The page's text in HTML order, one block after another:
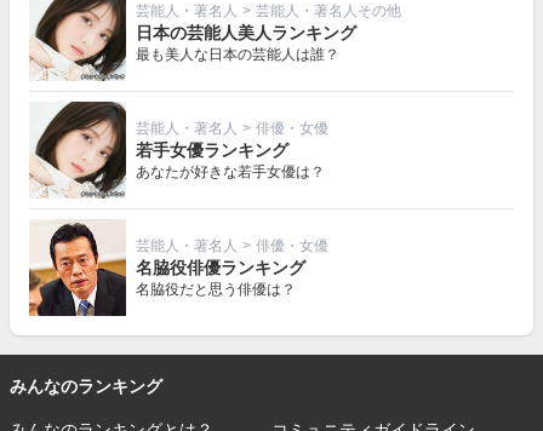
芸能人・著名人 > 芸能人・著名人その他
日本の芸能人美人ランキング
最も美人な日本の芸能人は誰？
芸能人・著名人 > 俳優・女優
若手女優ランキング
あなたが好きな若手女優は？
芸能人・著名人 > 俳優・女優
名脇役俳優ランキング
名脇役だと思う俳優は？
みんなのランキング